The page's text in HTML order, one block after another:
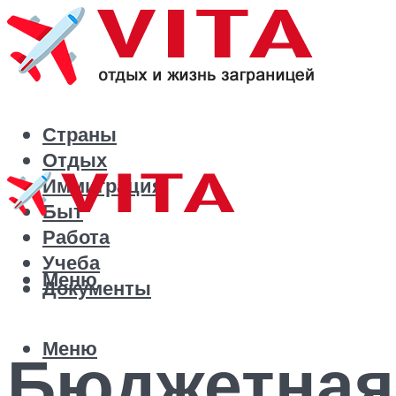
Страны
Отдых
Иммиграция
Быт
Работа
Учеба
Документы
Меню
Меню